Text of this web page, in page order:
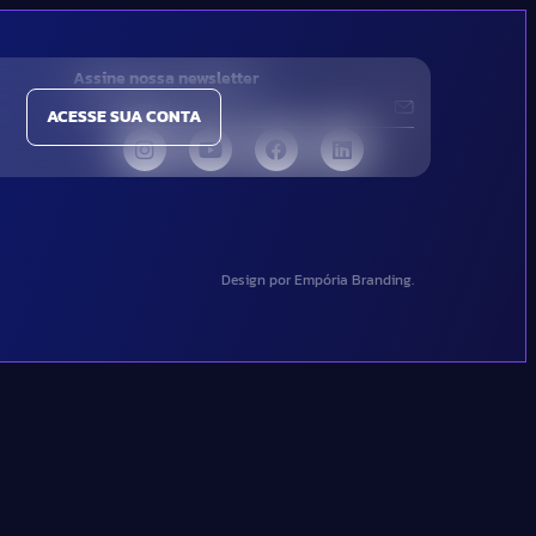
ACESSE SUA CONTA
Assine nossa newsletter
Design por Empória Branding.